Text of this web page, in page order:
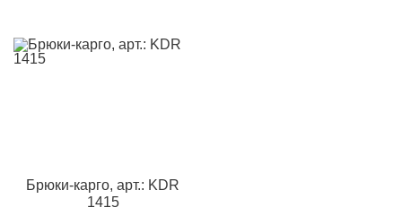
Брюки-карго, арт.: KDR
1415